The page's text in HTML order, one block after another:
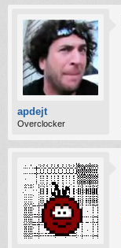
apdejt
Overclocker